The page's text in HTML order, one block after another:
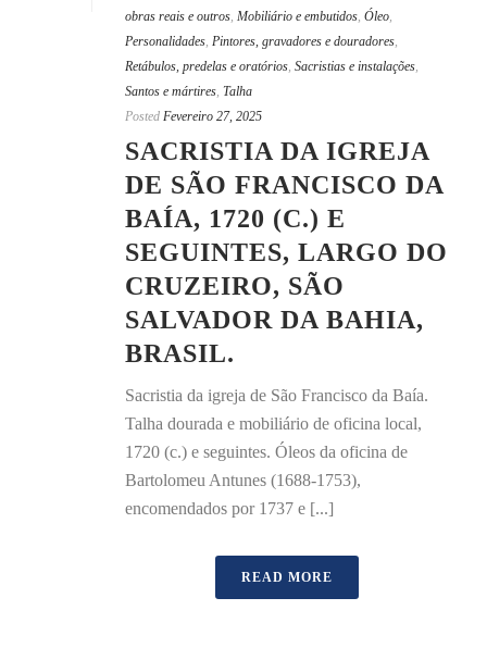
obras reais e outros, Mobiliário e embutidos, Óleo,
Personalidades, Pintores, gravadores e douradores,
Retábulos, predelas e oratórios, Sacristias e instalações,
Santos e mártires, Talha
Posted Fevereiro 27, 2025
SACRISTIA DA IGREJA
DE SÃO FRANCISCO DA
BAÍA, 1720 (C.) E
SEGUINTES, LARGO DO
CRUZEIRO, SÃO
SALVADOR DA BAHIA,
BRASIL.
Sacristia da igreja de São Francisco da Baía.
Talha dourada e mobiliário de oficina local,
1720 (c.) e seguintes. Óleos da oficina de
Bartolomeu Antunes (1688-1753),
encomendados por 1737 e [...]
READ MORE